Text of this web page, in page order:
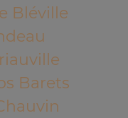
Bléville
Barets